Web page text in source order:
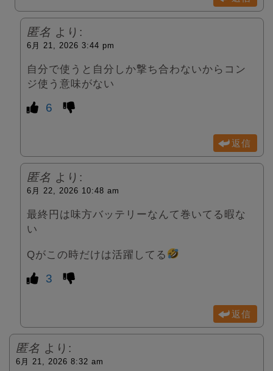
匿名 より:
6月 21, 2026 3:44 pm
自分で使うと自分しか撃ち合わないからコン
ジ使う意味がない
6
返信
匿名 より:
6月 22, 2026 10:48 am
最終円は味方バッテリーなんて巻いてる暇な
い
Qがこの時だけは活躍してる
3
返信
匿名 より:
6月 21, 2026 8:32 am